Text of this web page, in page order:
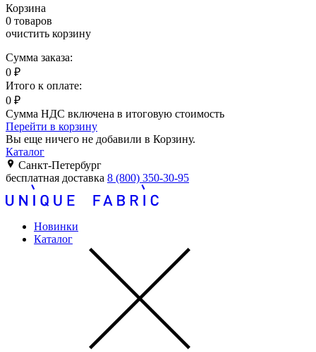
Корзина
0 товаров
очистить корзину
Сумма заказа:
0 ₽
Итого к оплате:
0 ₽
Сумма НДС включена в итоговую стоимость
Перейти в корзину
Вы еще ничего не добавили в Корзину.
Каталог
Санкт-Петербург
бесплатная доставка 8 (800) 350-30-95
Новинки
Каталог